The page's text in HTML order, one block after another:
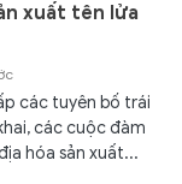
xuất tên lửa
các tuyên bố trái
các cuộc đàm
hóa sản xuất...